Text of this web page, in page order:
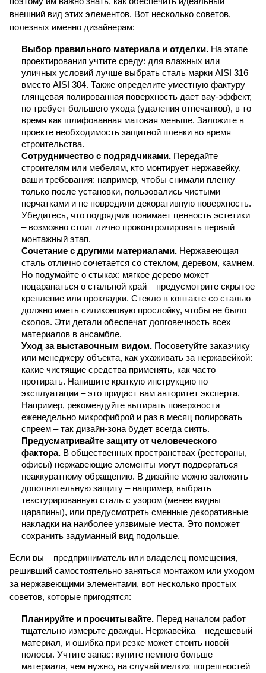
внешний вид этих элементов. Вот несколько советов,
полезных именно дизайнерам:
Выбор правильного материала и отделки. На этапе
проектирования учтите среду: для влажных или
уличных условий лучше выбрать сталь марки AISI 316
вместо AISI 304. Также определите уместную фактуру –
глянцевая полированная поверхность дает вау-эффект,
но требует большего ухода (удаления отпечатков), в то
время как шлифованная матовая меньше. Заложите в
проекте необходимость защитной пленки во время
строительства.
Сотрудничество с подрядчиками. Передайте
строителям или мебелям, кто монтирует нержавейку,
ваши требования: например, чтобы снимали пленку
только после установки, пользовались чистыми
перчатками и не повредили декоративную поверхность.
Убедитесь, что подрядчик понимает ценность эстетики
– возможно стоит лично проконтролировать первый
монтажный этап.
Сочетание с другими материалами. Нержавеющая
сталь отлично сочетается со стеклом, деревом, камнем.
Но подумайте о стыках: мягкое дерево может
поцарапаться о стальной край – предусмотрите скрытое
крепление или прокладки. Стекло в контакте со сталью
должно иметь силиконовую прослойку, чтобы не было
сколов. Эти детали обеспечат долговечность всех
материалов в ансамбле.
Уход за выставочным видом. Посоветуйте заказчику
или менеджеру объекта, как ухаживать за нержавейкой:
какие чистящие средства применять, как часто
протирать. Напишите краткую инструкцию по
эксплуатации – это придаст вам авторитет эксперта.
Например, рекомендуйте вытирать поверхности
еженедельно микрофиброй и раз в месяц полировать
спреем – так дизайн-зона будет всегда сиять.
Предусматривайте защиту от человеческого
фактора. В общественных пространствах (рестораны,
офисы) нержавеющие элементы могут подвергаться
неаккуратному обращению. В дизайне можно заложить
дополнительную защиту – например, выбрать
текстурированную сталь с узором (менее видны
царапины), или предусмотреть сменные декоративные
накладки на наиболее уязвимые места. Это поможет
сохранить задуманный вид подольше.
Если вы – предприниматель или владелец помещения,
решивший самостоятельно заняться монтажом или уходом
за нержавеющими элементами, вот несколько простых
советов, которые пригодятся:
Планируйте и просчитывайте. Перед началом работ
тщательно измерьте дважды. Нержавейка – недешевый
материал, и ошибка при резке может стоить новой
полосы. Учтите запас: купите немного больше
материала, чем нужно, на случай мелких погрешностей